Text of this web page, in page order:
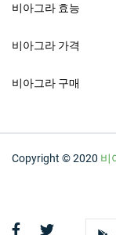
비아그라 효능
비아그라 가격
비아그라 구매
Copyright © 2020 비